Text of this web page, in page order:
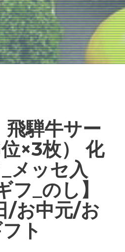
飛騨牛サー
×3枚） 化
メッセ入
_のし】
/お中元/お
ト